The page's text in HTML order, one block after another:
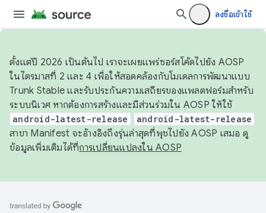
ลงชื่อเข้าใช้
ตั้งแต่ปี 2026 เป็นต้นไป เราจะเผยแพร่ซอร์สโค้ดไปยัง AOSP
ในไตรมาสที่ 2 และ 4 เพื่อให้สอดคล้องกับโมเดลการพัฒนาแบบ
Trunk Stable และรับประกันความเสถียรของแพลตฟอร์มสำหรับ
ระบบนิเวศ หากต้องการสร้างและมีส่วนร่วมใน AOSP ให้ใช้
android-latest-release android-latest-release
สาขา Manifest จะอ้างอิงถึงรุ่นล่าสุดที่พุชไปยัง AOSP เสมอ ดู
ข้อมูลเพิ่มเติมได้ที่การเปลี่ยนแปลงใน AOSP